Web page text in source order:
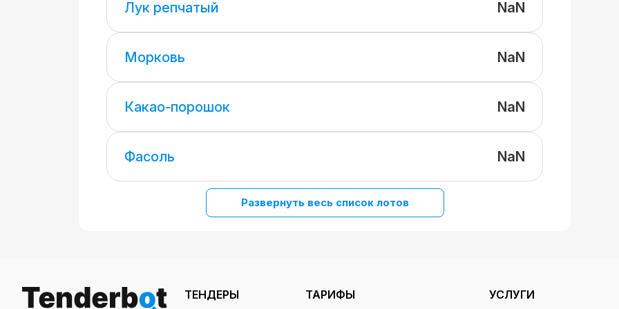
Лук репчатый NaN
Морковь NaN
Какао-порошок NaN
Фасоль NaN
Развернуть весь список лотов
ТЕНДЕРЫ ТАРИФЫ УСЛУГИ